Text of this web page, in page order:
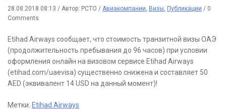
28.08.2018 08:13 / Автор: РСТО / Авиакомпании, Визы, Публикации / 0
Comments
Etihad Airways сообщает, что стоимость транзитной визы ОАЭ
(продолжительность пребывания до 96 часов) при условии
оформления онлайн на визовом сервисе Etihad Airways
(etihad.com/uaevisa) существенно снижена и составляет 50
AED (эквивалент 14 USD на данный момент)!
Метки: Etihad Airways